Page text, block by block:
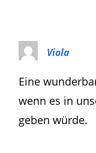
Viola
Eine
wenn es in
geben würde.